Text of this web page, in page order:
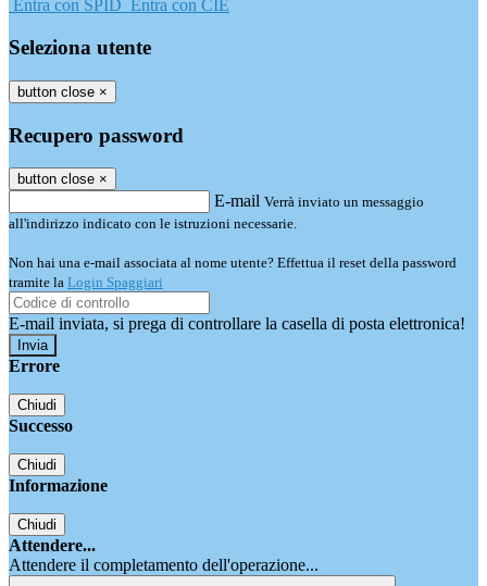
Entra con SPID Entra con CIE
Seleziona utente
button close ×
Recupero password
button close ×
E-mail Verrà inviato un messaggio
all'indirizzo indicato con le istruzioni necessarie.
Non hai una e-mail associata al nome utente? Effettua il reset della password
tramite la Login Spaggiari
E-mail inviata, si prega di controllare la casella di posta elettronica!
Errore
Chiudi
Successo
Chiudi
Informazione
Chiudi
Attendere...
Attendere il completamento dell'operazione...